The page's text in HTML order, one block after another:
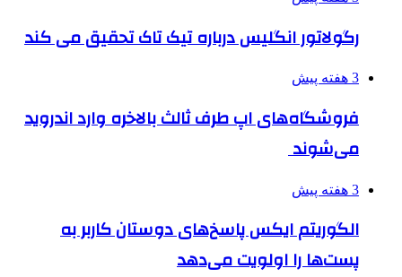
رگولاتور انگلیس درباره تیک تاک تحقیق می کند
3 هفته پیش
فروشگاه‌های اپ طرف ثالث بالاخره وارد اندروید
می‌شوند
3 هفته پیش
الگوریتم ایکس پاسخ‌های دوستان کاربر به
پست‌ها را اولویت می‌دهد